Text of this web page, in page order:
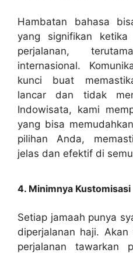
Hambatan bahasa
yang signifikan
perjalanan,
internasional.
kunci buat
lancar dan tidak
Indowisata, kami
yang bisa
pilihan Anda,
jelas dan efektif di
4. Minimnya Kustomisasi
Setiap jamaah punya
diperjalanan haji.
perjalanan tawarkan